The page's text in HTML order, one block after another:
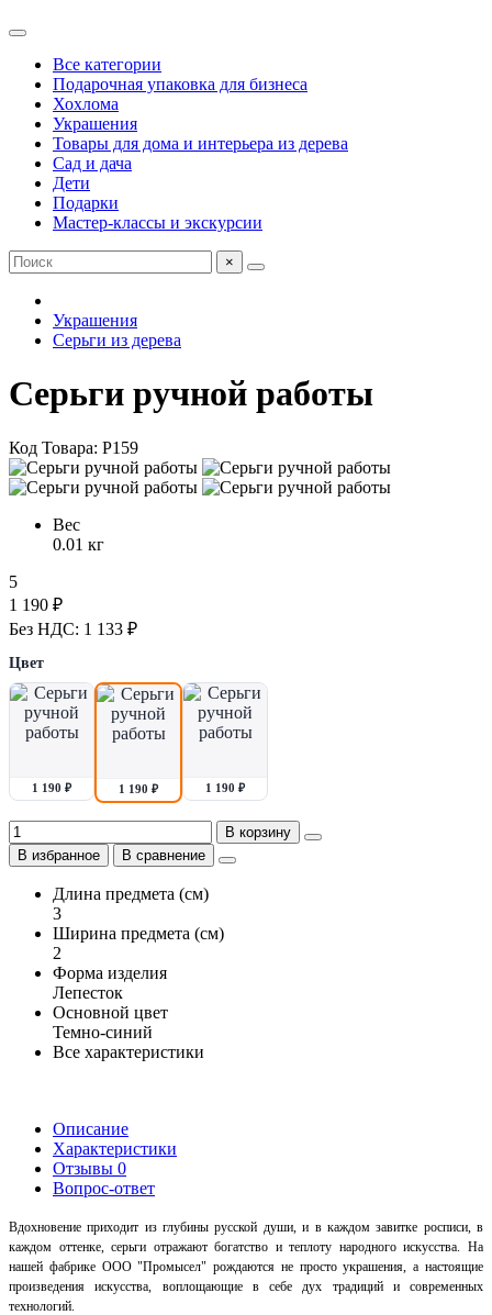
Все категории
Подарочная упаковка для бизнеса
Хохлома
Украшения
Товары для дома и интерьера из дерева
Сад и дача
Дети
Подарки
Мастер-классы и экскурсии
×
Украшения
Серьги из дерева
Серьги ручной работы
Код Товара: P159
Вес
0.01 кг
5
1 190 ₽
Без НДС: 1 133 ₽
Цвет
1 190 ₽ 1 190 ₽ 1 190 ₽
В корзину
В избранное
В сравнение
Длина предмета (см)
3
Ширина предмета (см)
2
Форма изделия
Лепесток
Основной цвет
Темно-синий
Все характеристики
Описание
Характеристики
Отзывы 0
Вопрос-ответ
Вдохновение приходит из глубины русской души, и в каждом завитке росписи, в
каждом оттенке, серьги отражают богатство и теплоту народного искусства. На
нашей фабрике ООО "Промысел" рождаются не просто украшения, а настоящие
произведения искусства, воплощающие в себе дух традиций и современных
технологий.